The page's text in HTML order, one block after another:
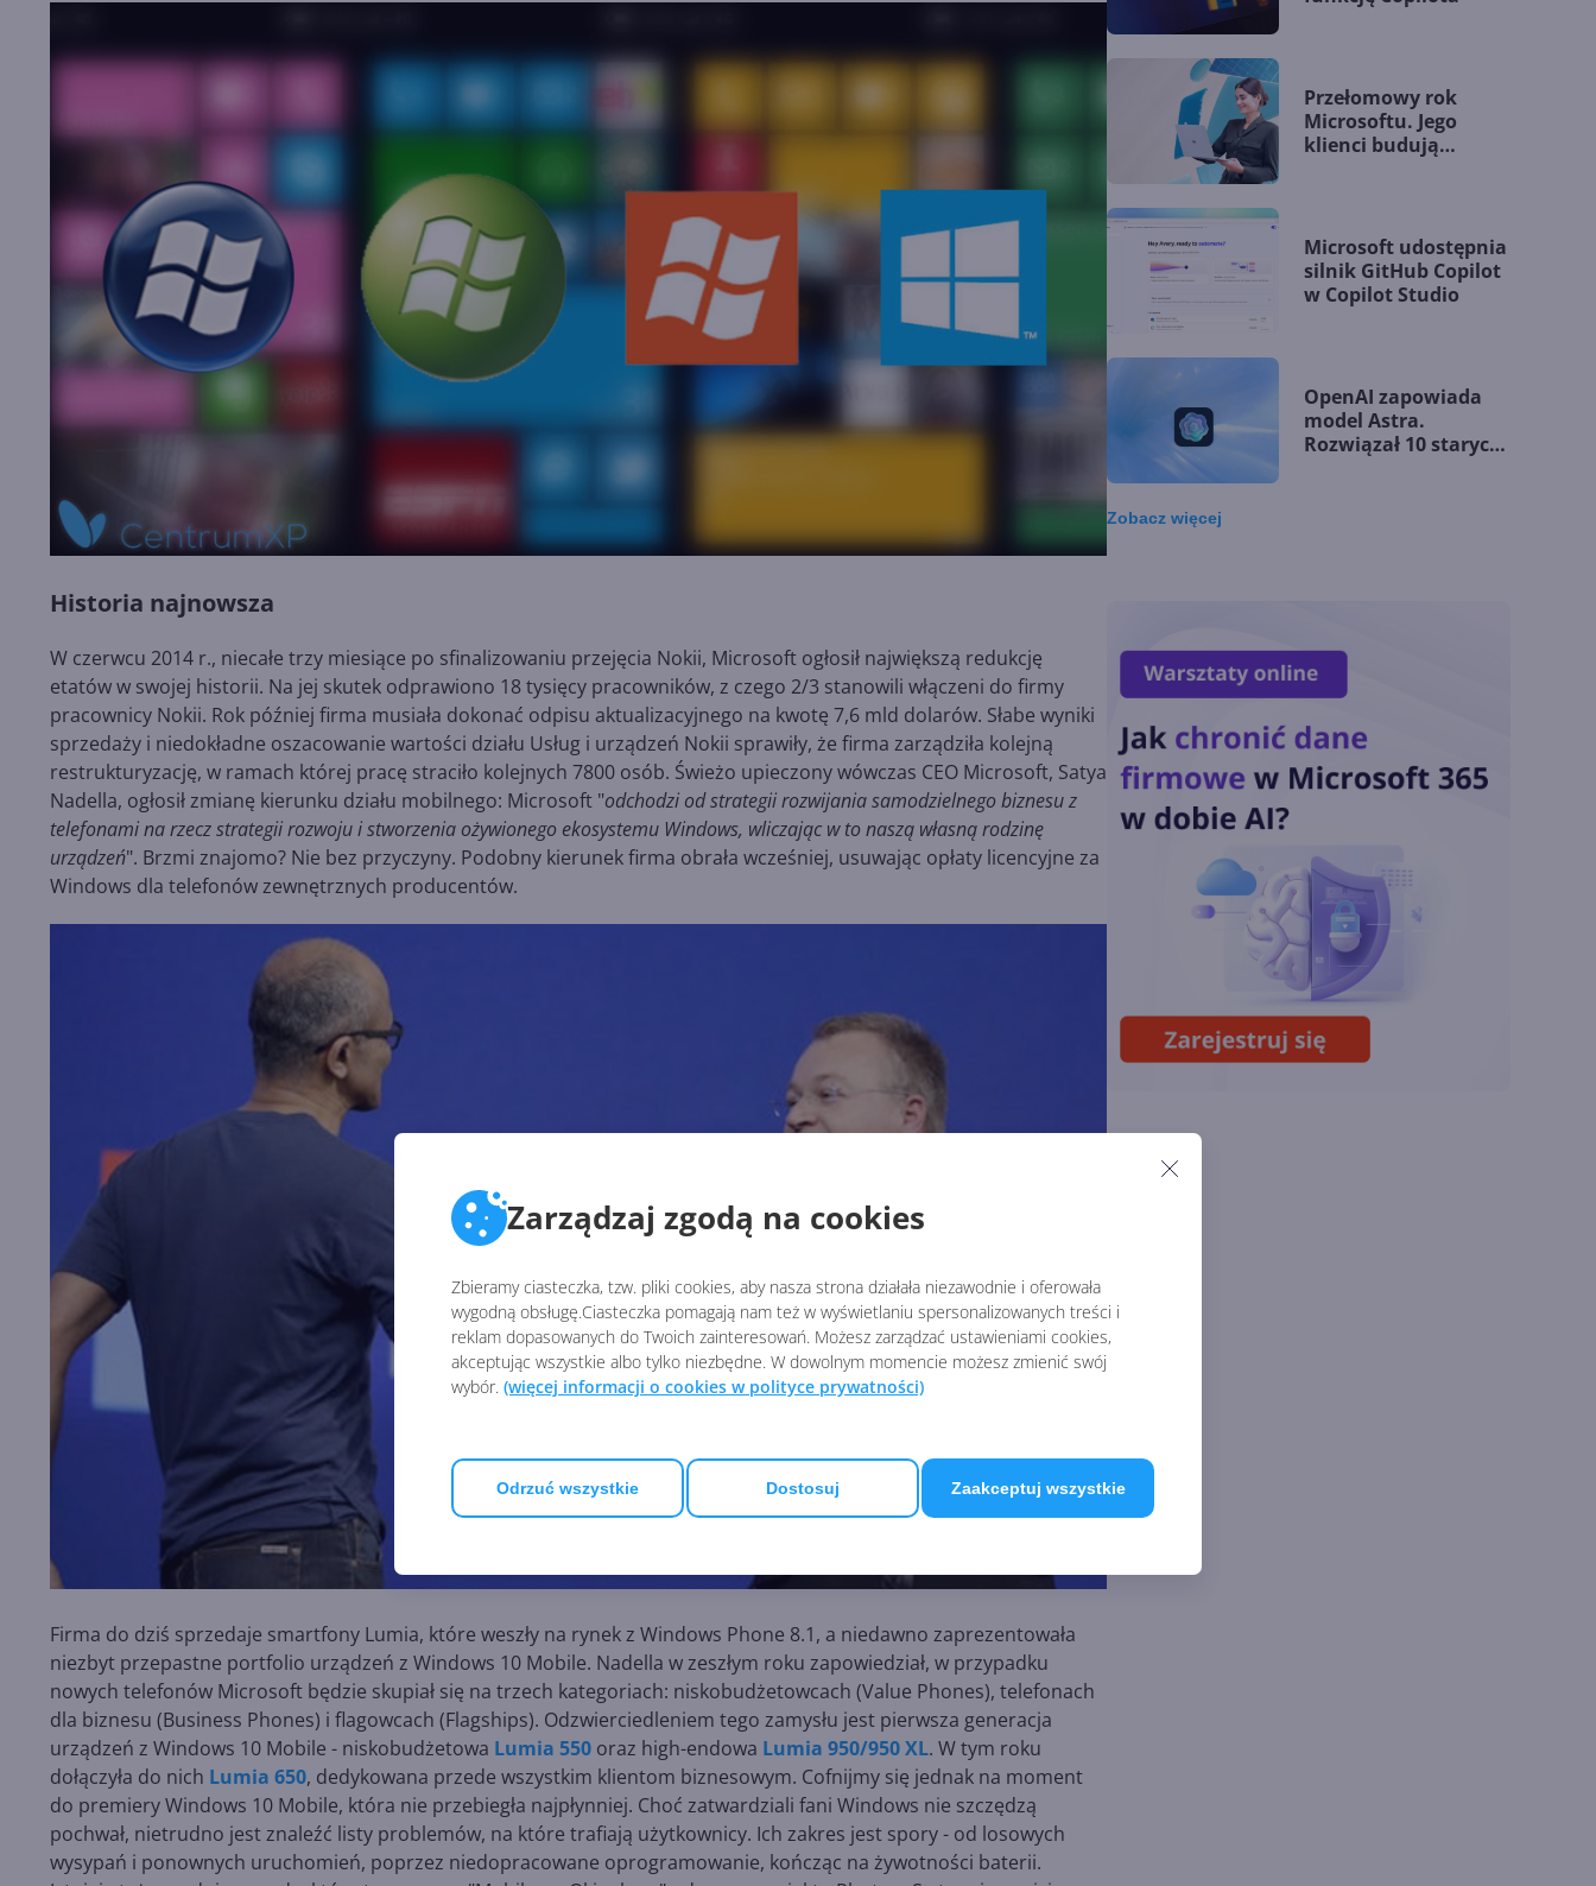
Zarządzaj zgodą na cookies
Zbieramy ciasteczka, tzw. pliki cookies, aby nasza strona działała niezawodnie i oferowała
wygodną obsługę.Ciasteczka pomagają nam też w wyświetlaniu spersonalizowanych treści i
reklam dopasowanych do Twoich zainteresowań. Możesz zarządzać ustawieniami cookies,
akceptując wszystkie albo tylko niezbędne. W dowolnym momencie możesz zmienić swój
wybór. (więcej informacji o cookies w polityce prywatności)
Odrzuć wszystkie Dostosuj Zaakceptuj wszystkie
Historia najnowsza
W czerwcu 2014 r., niecałe trzy miesiące po sfinalizowaniu przejęcia Nokii, Microsoft ogłosił największą redukcję
etatów w swojej historii. Na jej skutek odprawiono 18 tysięcy pracowników, z czego 2/3 stanowili włączeni do firmy
pracownicy Nokii. Rok później firma musiała dokonać odpisu aktualizacyjnego na kwotę 7,6 mld dolarów. Słabe wyniki
sprzedaży i niedokładne oszacowanie wartości działu Usług i urządzeń Nokii sprawiły, że firma zarządziła kolejną
restrukturyzację, w ramach której pracę straciło kolejnych 7800 osób. Świeżo upieczony wówczas CEO Microsoft, Satya
Nadella, ogłosił zmianę kierunku działu mobilnego: Microsoft "odchodzi od strategii rozwijania samodzielnego biznesu z
telefonami na rzecz strategii rozwoju i stworzenia ożywionego ekosystemu Windows, wliczając w to naszą własną rodzinę
urządzeń". Brzmi znajomo? Nie bez przyczyny. Podobny kierunek firma obrała wcześniej, usuwając opłaty licencyjne za
Windows dla telefonów zewnętrznych producentów.
Firma do dziś sprzedaje smartfony Lumia, które weszły na rynek z Windows Phone 8.1, a niedawno zaprezentowała
niezbyt przepastne portfolio urządzeń z Windows 10 Mobile. Nadella w zeszłym roku zapowiedział, w przypadku
nowych telefonów Microsoft będzie skupiał się na trzech kategoriach: niskobudżetowcach (Value Phones), telefonach
dla biznesu (Business Phones) i flagowcach (Flagships). Odzwierciedleniem tego zamysłu jest pierwsza generacja
urządzeń z Windows 10 Mobile - niskobudżetowa Lumia 550 oraz high-endowa Lumia 950/950 XL. W tym roku
dołączyła do nich Lumia 650, dedykowana przede wszystkim klientom biznesowym. Cofnijmy się jednak na moment
do premiery Windows 10 Mobile, która nie przebiegła najpłynniej. Choć zatwardziali fani Windows nie szczędzą
pochwał, nietrudno jest znaleźć listy problemów, na które trafiają użytkownicy. Ich zakres jest spory - od losowych
wysypań i ponownych uruchomień, poprzez niedopracowane oprogramowanie, kończąc na żywotności baterii.
Przełomowy rok
Microsoftu. Jego
klienci budują
Microsoft udostępnia
silnik GitHub Copilot
w Copilot Studio
OpenAI zapowiada
model Astra.
Rozwiązał 10 starych
Lista zmian w
Microsoft 365 Copilot.
Podsumowanie lipca
2026
modeli GPT-5.6.
Odpowiedź na presję
Chin
Miliardy z AI i
chmury. Microsoft
ogłasza znakomite
wyniki i
Zobaczwięcej